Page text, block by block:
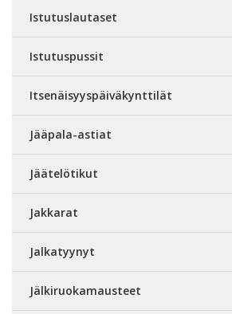
Istutuslautaset
Istutuspussit
Itsenäisyyspäiväkynttilät
Jääpala-astiat
Jäätelötikut
Jakkarat
Jalkatyynyt
Jälkiruokamausteet